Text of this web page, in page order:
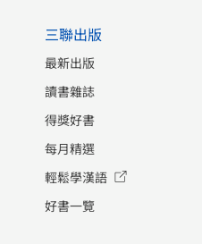
三聯出版
最新出版
讀書雜誌
得獎好書
每月精選
輕鬆學漢語
好書一覽